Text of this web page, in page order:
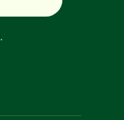
.